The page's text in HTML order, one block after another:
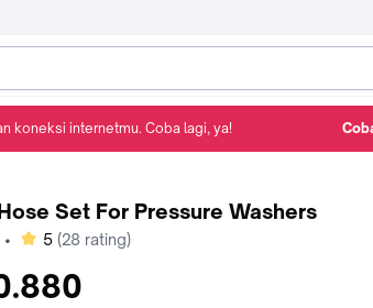
Set For Pressure Washers
• bintang
5 (28 rating)
koneksi internetmu. Coba lagi, ya!